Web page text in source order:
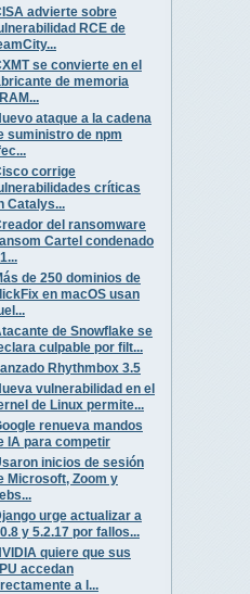
advierte sobre
RCE de
se convierte en el
de memoria
ataque a la cadena
suministro de npm
corrige
críticas
Catalys...
del ransomware
Cartel condenado
de 250 dominios de
en macOS usan
de Snowflake se
culpable por filt...
Rhythmbox 3.5
vulnerabilidad en el
de Linux permite...
renueva mandos
IA para competir
inicios de sesión
Microsoft, Zoom y
urge actualizar a
y 5.2.17 por fallos...
quiere que sus
accedan
a l...